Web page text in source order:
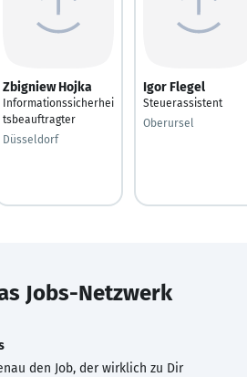
Zbigniew Hojka
Informationssicherhei
tsbeauftragter
Düsseldorf
Igor Flegel
Steuerassistent
Oberursel
Jobs-Netzwerk
den Job, der wirklich zu Dir